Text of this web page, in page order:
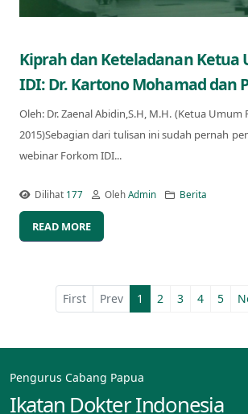
Kiprah dan Keteladanan Ketua
IDI: Dr. Kartono Mohamad dan
Oleh: Dr. Zaenal Abidin,S.H, M.H. (Ketua Umum
2015)Sebagian dari tulisan ini sudah pernah
webinar Forkom IDI...
Dilihat 177 OlehAdmin Berita
READ MORE
First Prev 1 2 3 4 5
Pengurus Cabang Papua
Ikatan Dokter Indonesia